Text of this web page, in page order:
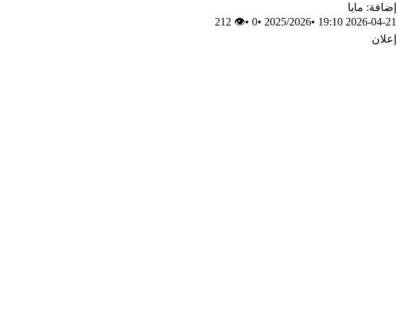
إضافة: مايا
2026-04-21 19:10
•
2025/2026
•
0
•
👁 212
إعلان